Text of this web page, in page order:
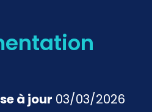
à jour 03/03/2026